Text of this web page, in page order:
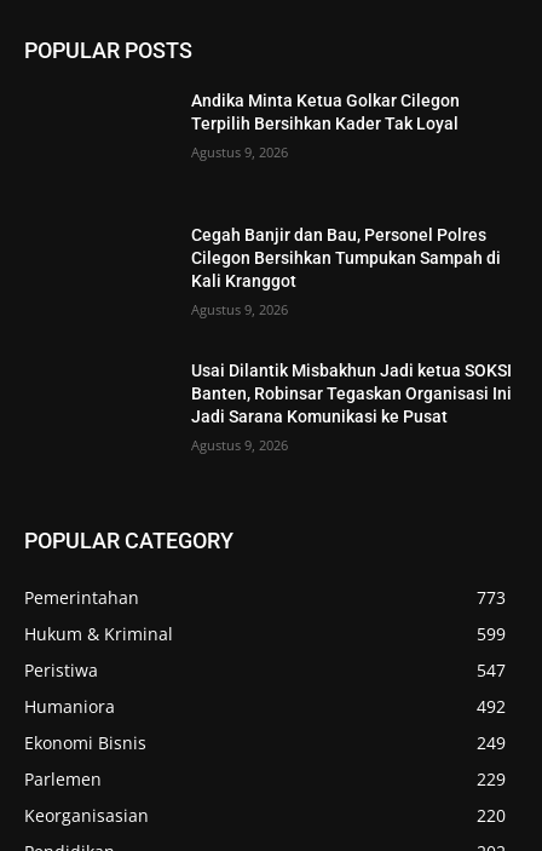
POPULAR POSTS
Andika Minta Ketua Golkar Cilegon
Terpilih Bersihkan Kader Tak Loyal
Agustus 9, 2026
Cegah Banjir dan Bau, Personel Polres
Cilegon Bersihkan Tumpukan Sampah di
Kali Kranggot
Agustus 9, 2026
Usai Dilantik Misbakhun Jadi ketua SOKSI
Banten, Robinsar Tegaskan Organisasi Ini
Jadi Sarana Komunikasi ke Pusat
Agustus 9, 2026
POPULAR CATEGORY
Pemerintahan
773
Hukum & Kriminal
599
Peristiwa
547
Humaniora
492
Ekonomi Bisnis
249
Parlemen
229
Keorganisasian
220